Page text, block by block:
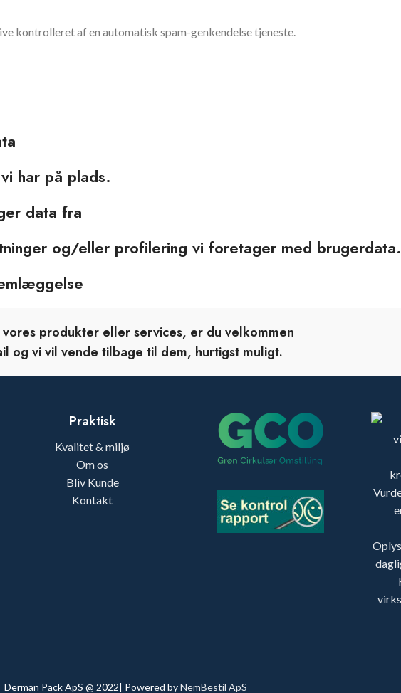
kontrolleret af en automatisk spam-genkendelse tjeneste.
har på plads.
data fra
og/eller profilering vi foretager med brugerdata.
produkter eller services, er du velkommen
og vi vil vende tilbage til dem, hurtigst muligt.
Praktisk
Kvalitet & miljø
Om os
Bliv Kunde
Kontakt
Derman Pack ApS @ 2022| Powered byNemBestil ApS